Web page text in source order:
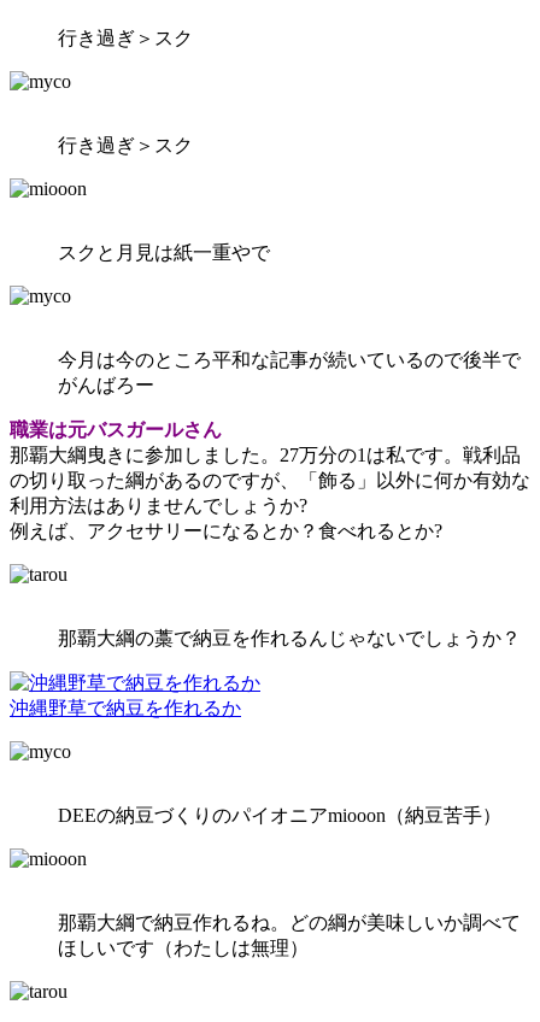
行き過ぎ＞スク
行き過ぎ＞スク
スクと月見は紙一重やで
今月は今のところ平和な記事が続いているので後半で
がんばろー
職業は元バスガールさん
那覇大綱曳きに参加しました。27万分の1は私です。戦利品
の切り取った綱があるのですが、「飾る」以外に何か有効な
利用方法はありませんでしょうか?
例えば、アクセサリーになるとか？食べれるとか?
那覇大綱の藁で納豆を作れるんじゃないでしょうか？
沖縄野草で納豆を作れるか
DEEの納豆づくりのパイオニアmiooon（納豆苦手）
那覇大綱で納豆作れるね。どの綱が美味しいか調べて
ほしいです（わたしは無理）